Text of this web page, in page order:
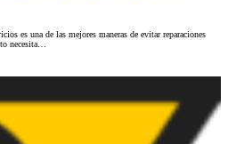
es una de las mejores maneras de evitar reparaciones
necesita…